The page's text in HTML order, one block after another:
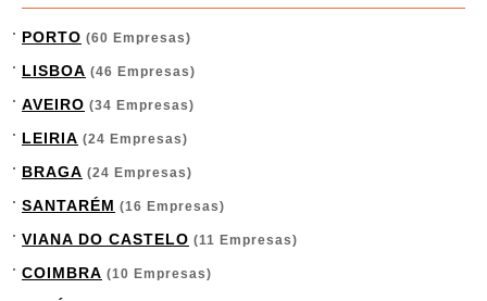
PORTO (60 Empresas)
LISBOA (46 Empresas)
AVEIRO (34 Empresas)
LEIRIA (24 Empresas)
BRAGA (24 Empresas)
SANTARÉM (16 Empresas)
VIANA DO CASTELO (11 Empresas)
COIMBRA (10 Empresas)